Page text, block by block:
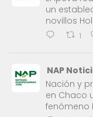
un
novillos
1
NAP
Nación y
en Chaco
fenómeno